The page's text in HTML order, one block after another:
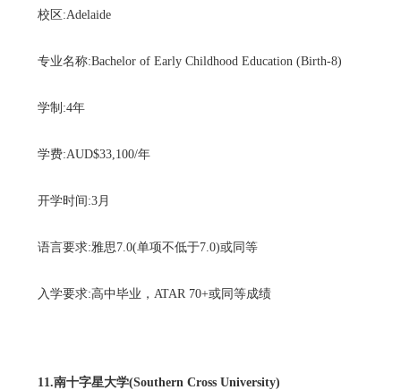
校区:Adelaide
专业名称:Bachelor of Early Childhood Education (Birth-8)
学制:4年
学费:AUD$33,100/年
开学时间:3月
语言要求:雅思7.0(单项不低于7.0)或同等
入学要求:高中毕业，ATAR 70+或同等成绩
11.南十字星大学(Southern Cross University)